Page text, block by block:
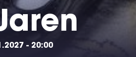
- 20:00